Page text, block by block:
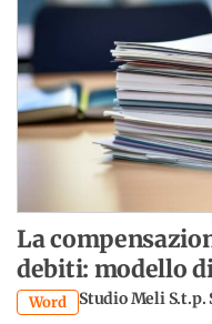
La
debiti: modello
Word Studio Meli S.t.p.